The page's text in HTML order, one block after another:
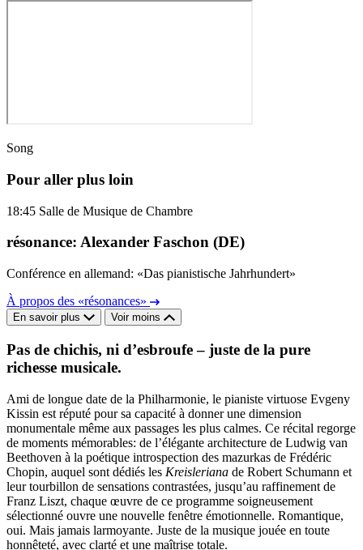
Song
Pour aller plus loin
18:45 Salle de Musique de Chambre
résonance: Alexander Faschon (DE)
Conférence en allemand: «Das pianistische Jahrhundert»
À propos des «résonances»
En savoir plus Voir moins
Pas de chichis, ni d’esbroufe – juste de la pure
richesse musicale.
Ami de longue date de la Philharmonie, le pianiste virtuose Evgeny
Kissin est réputé pour sa capacité à donner une dimension
monumentale même aux passages les plus calmes. Ce récital regorge
de moments mémorables: de l’élégante architecture de Ludwig van
Beethoven à la poétique introspection des mazurkas de Frédéric
Chopin, auquel sont dédiés les Kreisleriana de Robert Schumann et
leur tourbillon de sensations contrastées, jusqu’au raffinement de
Franz Liszt, chaque œuvre de ce programme soigneusement
sélectionné ouvre une nouvelle fenêtre émotionnelle. Romantique,
oui. Mais jamais larmoyante. Juste de la musique jouée en toute
honnêteté, avec clarté et une maîtrise totale.